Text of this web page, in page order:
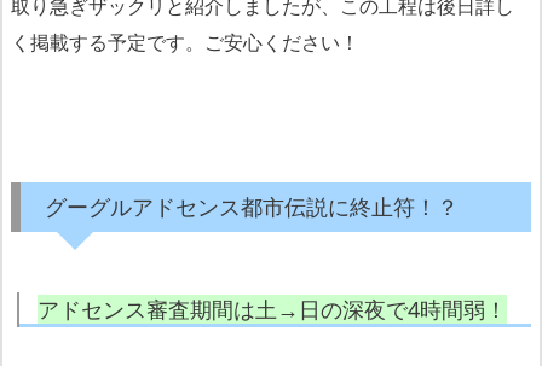
取り急ぎザックリと紹介しましたが、この工程は後日詳し
く掲載する予定です。ご安心ください！
グーグルアドセンス都市伝説に終止符！？
アドセンス審査期間は土→日の深夜で4時間弱！